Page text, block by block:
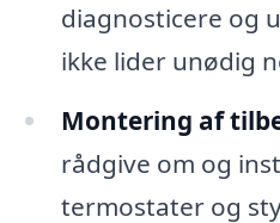
diagnosticere og
ikke lider unødig
Montering af
rådgive om og
termostater og